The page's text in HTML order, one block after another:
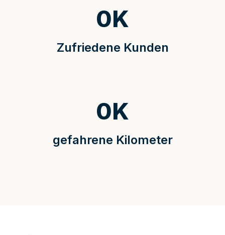
Zufriedene Kunden
0K
gefahrene Kilometer
0K